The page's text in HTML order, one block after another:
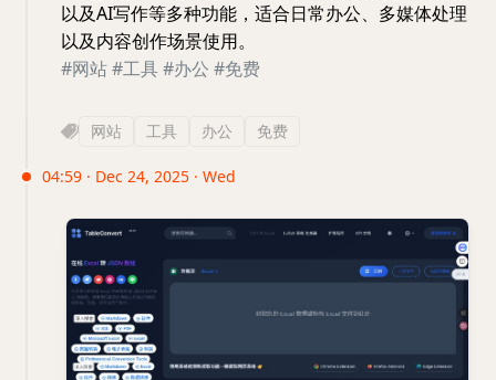
以及AI写作等多种功能，适合日常办公、多媒体处理
以及内容创作场景使用。
#网站#工具#办公 #免费
网站 工具 办公 免费
04:59 · Dec 24, 2025 · Wed